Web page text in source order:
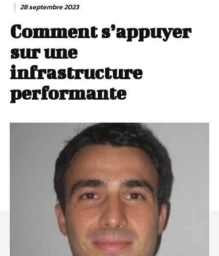
28 septembre 2023
Comment s’appuyer
sur une
infrastructure
performante